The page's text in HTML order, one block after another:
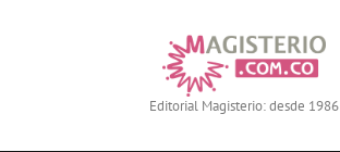
Editorial Magisterio: desde 1986